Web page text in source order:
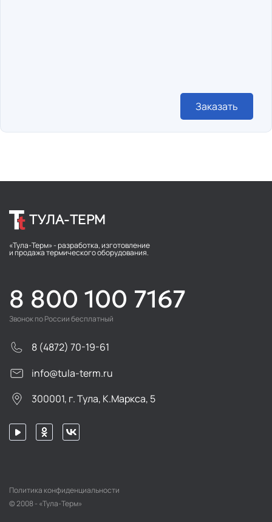
Заказать
ТУЛА-ТЕРМ
«Тула-Терм» - разработка, изготовление
и продажа термического оборудования.
8 800 100 7167
Звонок по России бесплатный
8 (4872) 70-19-61
info@tula-term.ru
300001, г. Тула, К.Маркса, 5
Политика конфиденциальности
© 2008 - «Тула-Терм»